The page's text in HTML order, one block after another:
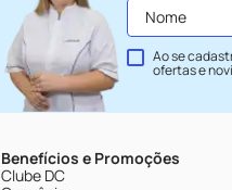
Ao se
ofertas e
Benefícios e Promoções
Clube DC